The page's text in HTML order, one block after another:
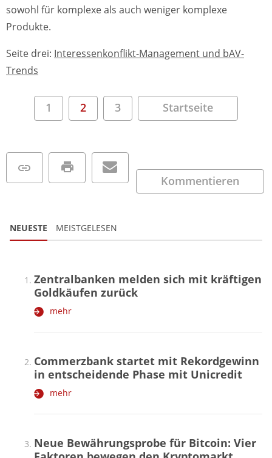
sowohl für komplexe als auch weniger komplexe
Produkte.
Seite drei: Interessenkonflikt-Management und bAV-
Trends
1 2 3 Startseite
Kommentieren
NEUESTE MEISTGELESEN
Zentralbanken melden sich mit kräftigen
Goldkäufen zurück
mehr
Commerzbank startet mit Rekordgewinn
in entscheidende Phase mit Unicredit
mehr
Neue Bewährungsprobe für Bitcoin: Vier